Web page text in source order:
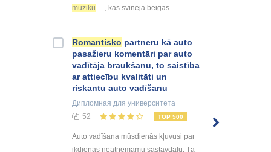
mūziku
, kas svinēja beigās ...
Romantisko partneru kā auto
pasažieru komentāri par auto
vadītāja braukšanu, to saistība
ar attiecību kvalitāti un
riskantu auto vadīšanu
Дипломная для университета
52
TOP 500
Auto vadīšana mūsdienās kļuvusi par
ikdienas neatņemamu sastāvdaļu. Tā